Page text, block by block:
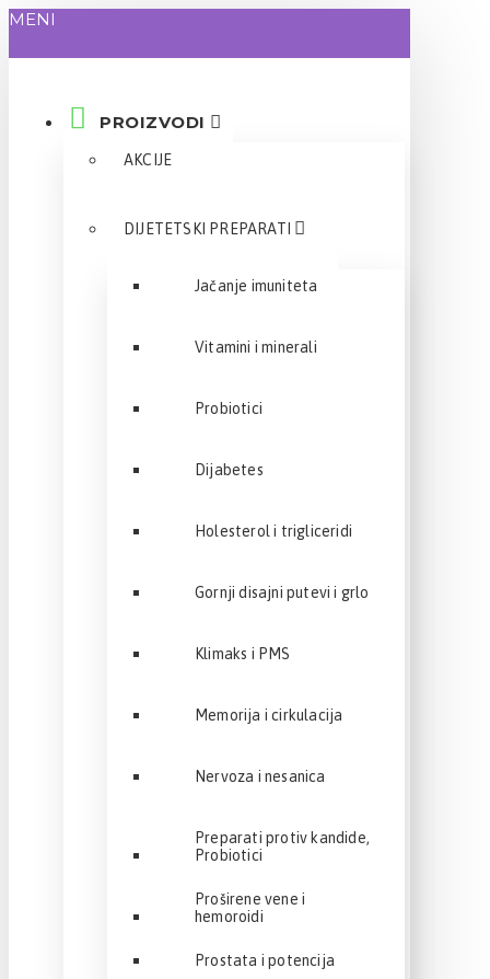
MENI
PROIZVODI
AKCIJE
DIJETETSKI PREPARATI
Jačanje imuniteta
Vitamini i minerali
Probiotici
Dijabetes
Holesterol i trigliceridi
Gornji disajni putevi i grlo
Klimaks i PMS
Memorija i cirkulacija
Nervoza i nesanica
Preparati protiv kandide,
Probiotici
Proširene vene i
hemoroidi
Prostata i potencija